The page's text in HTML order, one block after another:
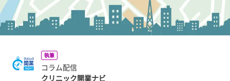
執筆
コラム配信
クリニック開業ナビ